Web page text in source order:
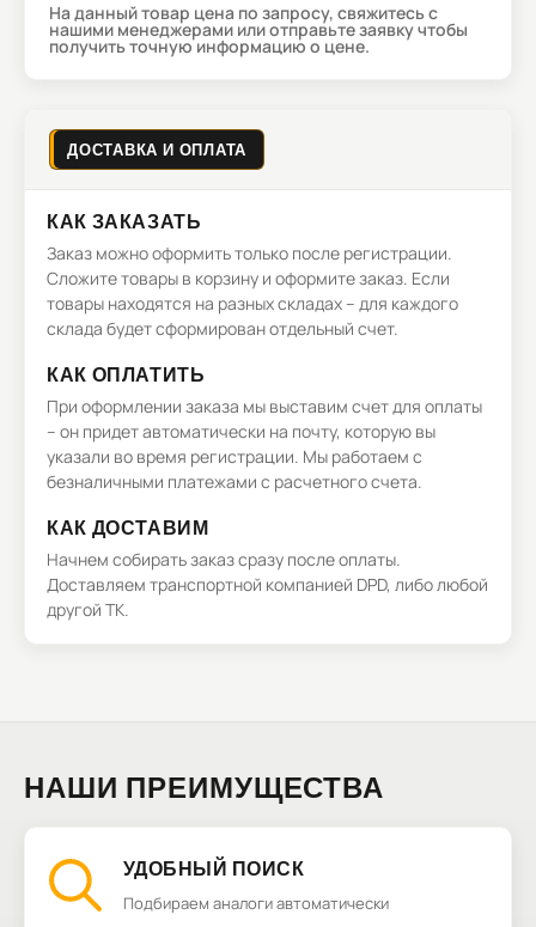
На данный товар цена по запросу, свяжитесь с
нашими менеджерами или отправьте заявку чтобы
получить точную информацию о цене.
ДОСТАВКА И ОПЛАТА
КАК ЗАКАЗАТЬ
Заказ можно оформить только после регистрации.
Сложите товары в корзину и оформите заказ. Если
товары находятся на разных складах – для каждого
склада будет сформирован отдельный счет.
КАК ОПЛАТИТЬ
При оформлении заказа мы выставим счет для оплаты
– он придет автоматически на почту, которую вы
указали во время регистрации. Мы работаем с
безналичными платежами с расчетного счета.
КАК ДОСТАВИМ
Начнем собирать заказ сразу после оплаты.
Доставляем транспортной компанией DPD, либо любой
другой ТК.
НАШИ ПРЕИМУЩЕСТВА
УДОБНЫЙ ПОИСК
Подбираем аналоги автоматически